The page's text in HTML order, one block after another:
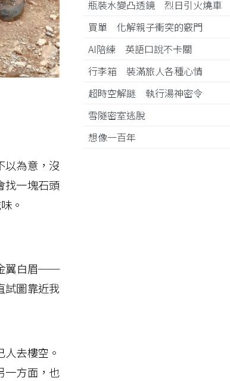
以為意，沒
找一塊石頭
。
翼白眉──
試圖靠近我
去樓空。
一方面，也
瓶裝水變凸透鏡 烈日引火燒車
買單 化解親子衝突的竅門
AI陪練 英語口說不卡關
行李箱 裝滿旅人各種心情
超時空解謎 執行湯神密令
雪隧密室逃脫
想像一百年